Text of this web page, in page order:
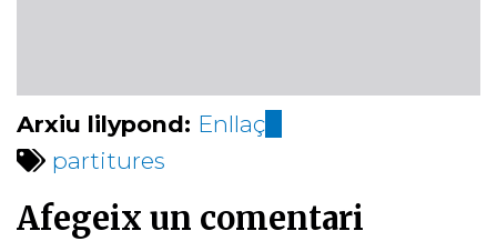
Arxiu lilypond: Enllaç
external)
partitures
Afegeix un comentari